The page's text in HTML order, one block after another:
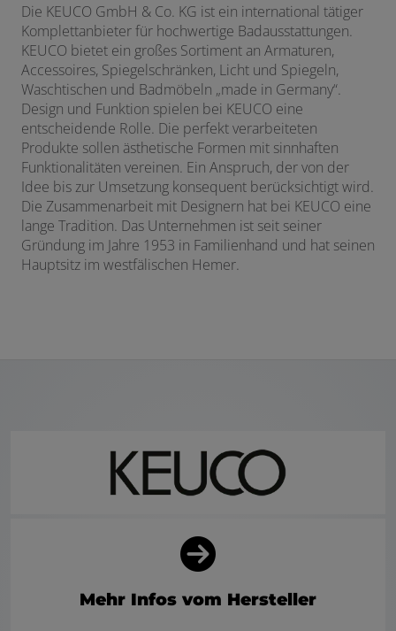
Die KEUCO GmbH & Co. KG ist ein international tätiger
Komplettanbieter für hochwertige Badausstattungen.
KEUCO bietet ein großes Sortiment an Armaturen,
Accessoires, Spiegelschränken, Licht und Spiegeln,
Waschtischen und Badmöbeln „made in Germany“.
Design und Funktion spielen bei KEUCO eine
entscheidende Rolle. Die perfekt verarbeiteten
Produkte sollen ästhetische Formen mit sinnhaften
Funktionalitäten vereinen. Ein Anspruch, der von der
Idee bis zur Umsetzung konsequent berücksichtigt wird.
Die Zusammenarbeit mit Designern hat bei KEUCO eine
lange Tradition. Das Unternehmen ist seit seiner
Gründung im Jahre 1953 in Familienhand und hat seinen
Hauptsitz im westfälischen Hemer.
Mehr Infos vom Hersteller